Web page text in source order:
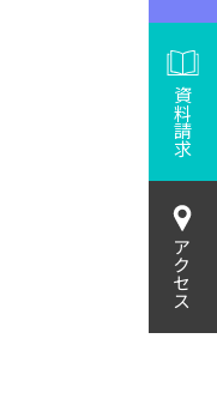
資料請求
アクセス